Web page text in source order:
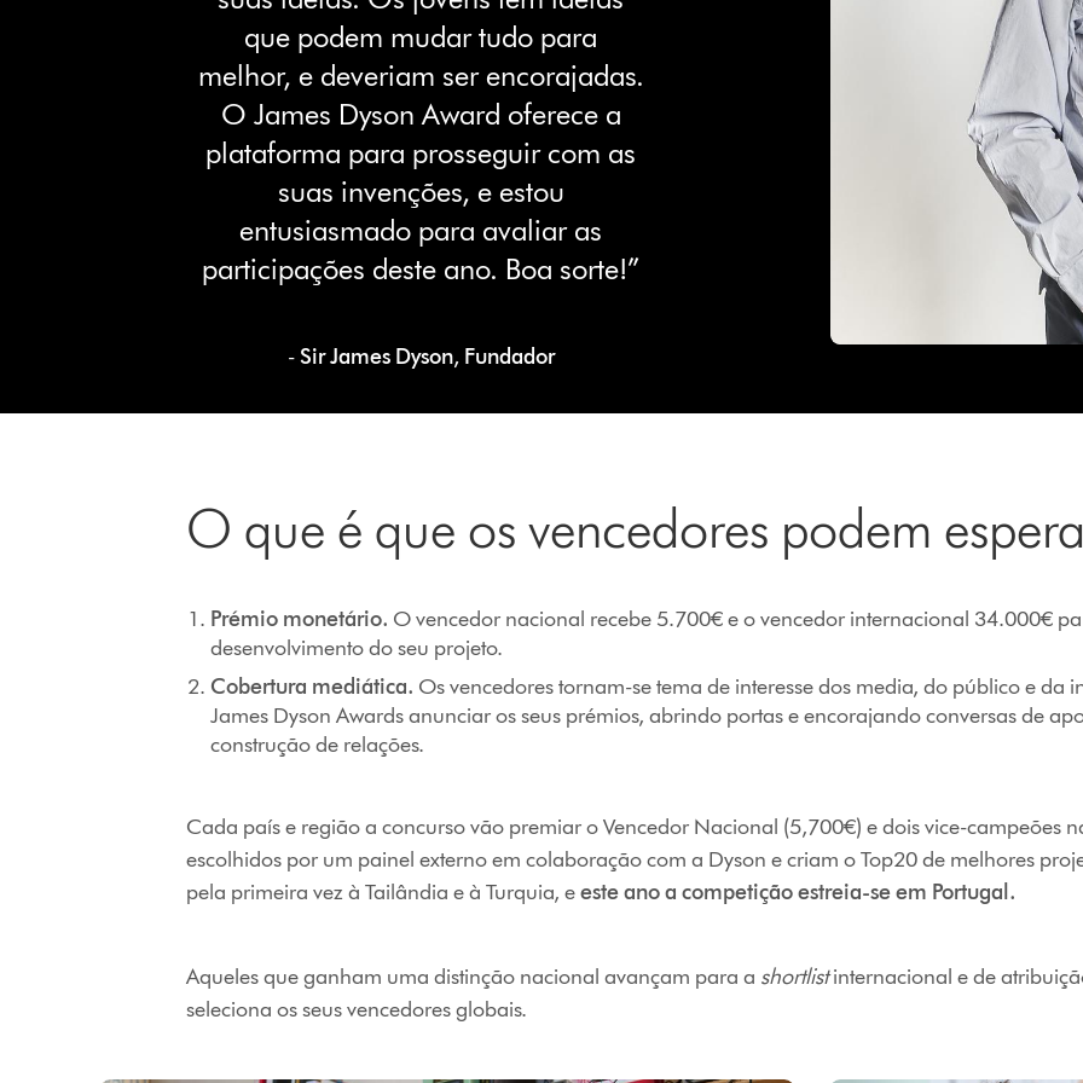
que podem mudar tudo para
melhor, e deveriam ser encorajadas.
O James Dyson Award oferece a
plataforma para prosseguir com as
suas invenções, e estou
entusiasmado para avaliar as
participações deste ano. Boa sorte!”
-Sir James Dyson, Fundador
O que é que os vencedores podem
Prémio monetário. O vencedor nacional recebe 5.700€ e o vencedor internacional 34.000€
desenvolvimento do seu projeto.
Cobertura mediática. Os vencedores tornam-se tema de interesse dos media, do público e
James Dyson Awards anunciar os seus prémios, abrindo portas e encorajando conversas de
construção de relações.
Cada país e região a concurso vão premiar o Vencedor Nacional (5,700€) e dois vice-campeões
escolhidos por um painel externo em colaboração com a Dyson e criam o Top20 de melhores
pela primeira vez à Tailândia e à Turquia, eeste ano a competição estreia-se em Portugal.
Aqueles que ganham uma distinção nacional avançam para a shortlistinternacional e de
seleciona os seus vencedores globais.